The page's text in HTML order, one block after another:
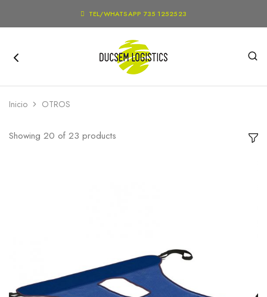
 TEL/WHATSAPP 735 1252523
Inicio OTROS
Showing 20 of 23 products